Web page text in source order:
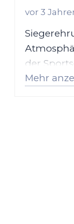
vor 3
der
fand auch
Mehr